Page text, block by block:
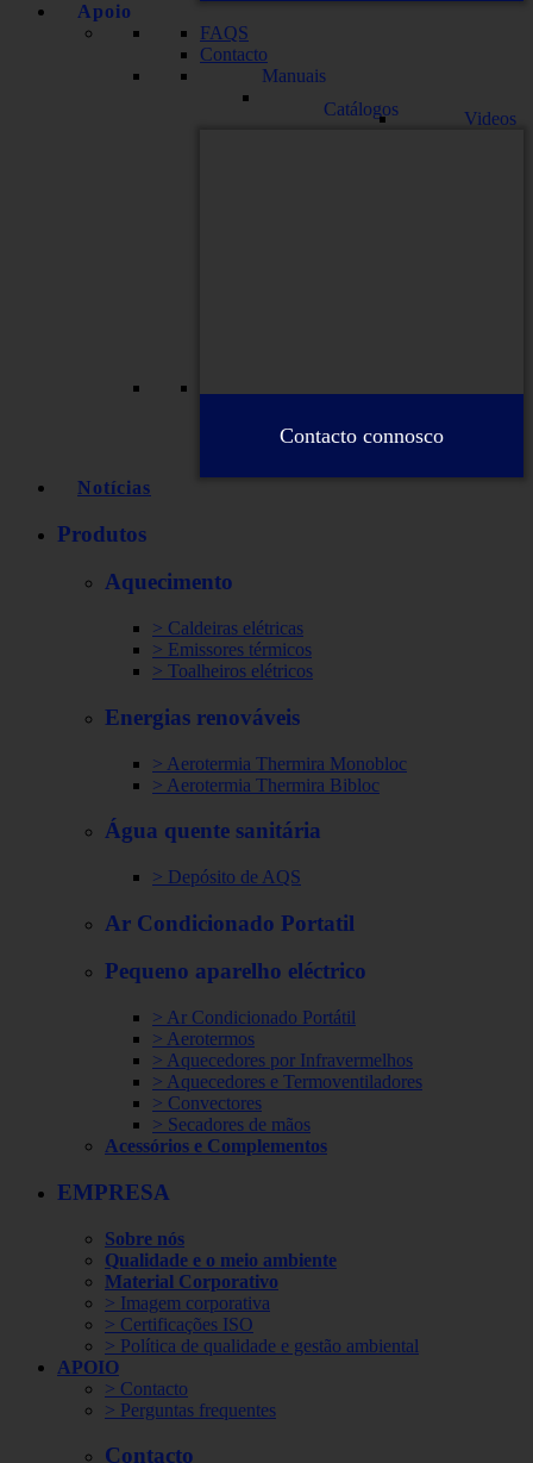
Apoio
FAQS
Contacto
Manuais
Catálogos
Videos
Contacto connosco
Notícias
Produtos
Aquecimento
> Caldeiras elétricas
> Emissores térmicos
> Toalheiros elétricos
Energias renováveis
> Aerotermia Thermira Monobloc
> Aerotermia Thermira Bibloc
Água quente sanitária
> Depósito de AQS
Ar Condicionado Portatil
Pequeno aparelho eléctrico
> Ar Condicionado Portátil
> Aerotermos
> Aquecedores por Infravermelhos
> Aquecedores e Termoventiladores
> Convectores
> Secadores de mãos
Acessórios e Complementos
EMPRESA
Sobre nós
Qualidade e o meio ambiente
Material Corporativo
> Imagem corporativa
> Certificações ISO
> Política de qualidade e gestão ambiental
APOIO
> Contacto
> Perguntas frequentes
Contacto